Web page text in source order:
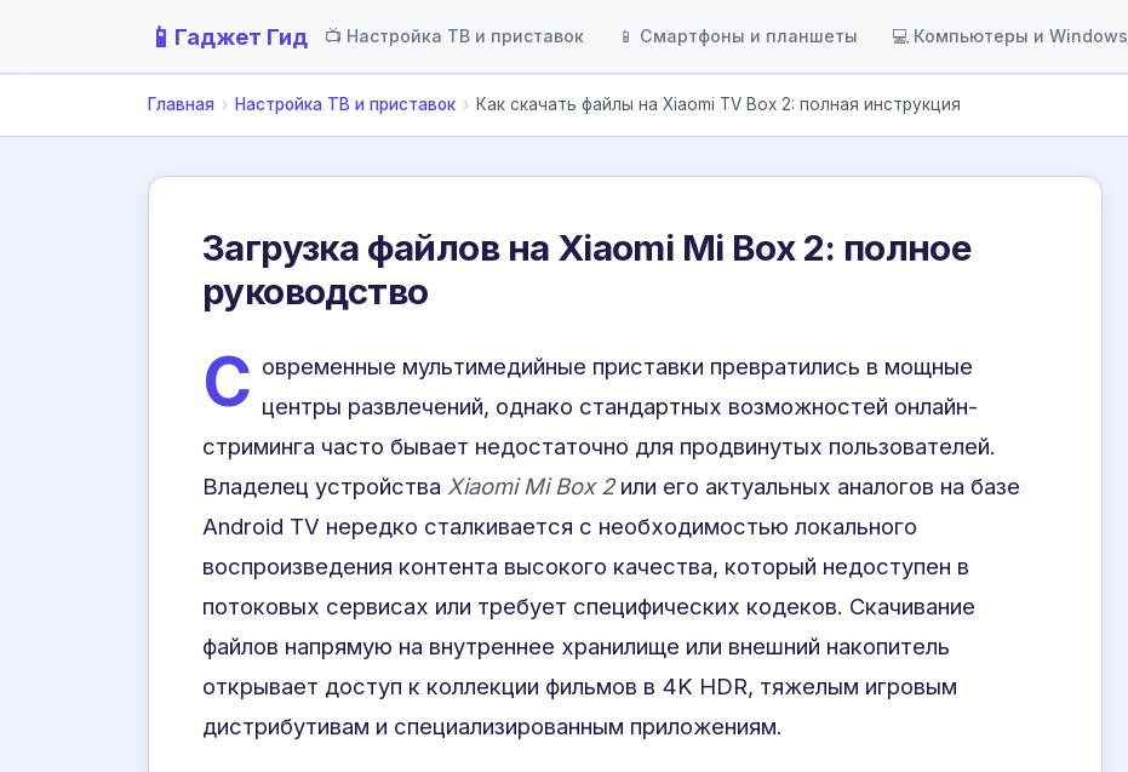
📱 Гаджет Гид 📺 Настройка ТВ и приставок 📱 Смартфоны и планшеты 💻 Компьютеры и Windows
Главная › Настройка ТВ и приставок › Как скачать файлы на Xiaomi TV Box 2: полная инструкция
Загрузка файлов на Xiaomi Mi Box 2: полное
руководство
С овременные мультимедийные приставки превратились в мощные
центры развлечений, однако стандартных возможностей онлайн-
стриминга часто бывает недостаточно для продвинутых пользователей.
Владелец устройства Xiaomi Mi Box 2или его актуальных аналогов на базе
Android TV нередко сталкивается с необходимостью локального
воспроизведения контента высокого качества, который недоступен в
потоковых сервисах или требует специфических кодеков. Скачивание
файлов напрямую на внутреннее хранилище или внешний накопитель
открывает доступ к коллекции фильмов в 4K HDR, тяжелым игровым
дистрибутивам и специализированным приложениям.